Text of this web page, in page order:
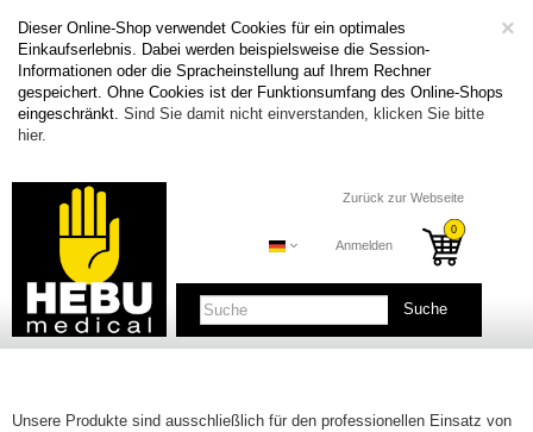
×
Dieser Online-Shop verwendet Cookies für ein optimales
Einkaufserlebnis. Dabei werden beispielsweise die Session-
Informationen oder die Spracheinstellung auf Ihrem Rechner
gespeichert. Ohne Cookies ist der Funktionsumfang des Online-Shops
eingeschränkt. Sind Sie damit nicht einverstanden, klicken Sie bitte
hier.
Zurück zur Webseite
Anmelden
Suche
Unsere Produkte sind ausschließlich für den professionellen Einsatz von